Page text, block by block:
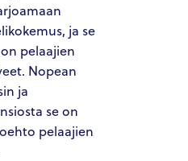
ja se
pelaajien
Nopean
ja
se on
pelaajien